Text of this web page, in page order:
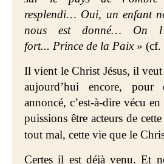
resplendi… Oui, un enfant
nous est donné… On
fort... Prince de la Paix »
Il vient le Christ Jésus, il
aujourd’hui encore, pour
annoncé, c’est-à-dire vécu
puissions être acteurs de
tout mal, cette vie que le
Certes il est déjà venu. Et